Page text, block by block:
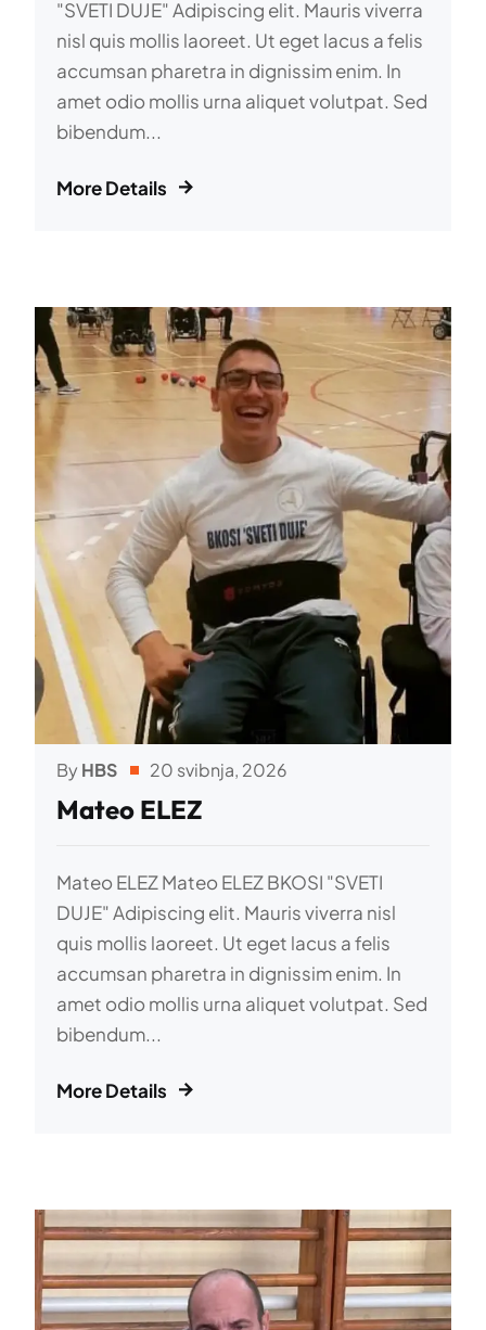
"SVETI DUJE" Adipiscing elit. Mauris viverra
nisl quis mollis laoreet. Ut eget lacus a felis
accumsan pharetra in dignissim enim. In
amet odio mollis urna aliquet volutpat. Sed
bibendum...
More Details
ByHBS 20 svibnja, 2026
Mateo ELEZ
Mateo ELEZ Mateo ELEZ BKOSI "SVETI
DUJE" Adipiscing elit. Mauris viverra nisl
quis mollis laoreet. Ut eget lacus a felis
accumsan pharetra in dignissim enim. In
amet odio mollis urna aliquet volutpat. Sed
bibendum...
More Details